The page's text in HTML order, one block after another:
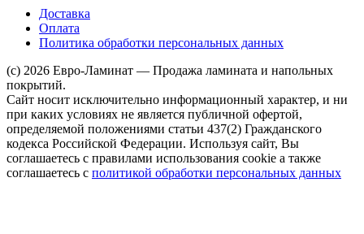
Доставка
Оплата
Политика обработки персональных данных
(c) 2026 Евро-Ламинат — Продажа ламината и напольных
покрытий.
Сайт носит исключительно информационный характер, и ни
при каких условиях не является публичной офертой,
определяемой положениями статьи 437(2) Гражданского
кодекса Российской Федерации. Используя сайт, Вы
соглашаетесь с правилами использования cookie а также
соглашаетесь с политикой обработки персональных данных